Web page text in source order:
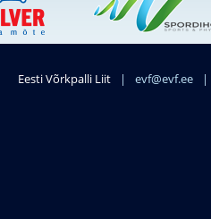
Eesti Võrkpalli Liit | evf@evf.ee |